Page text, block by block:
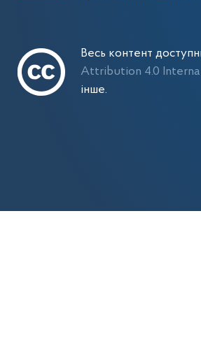
Весь контент
Attribution 4.0
інше.